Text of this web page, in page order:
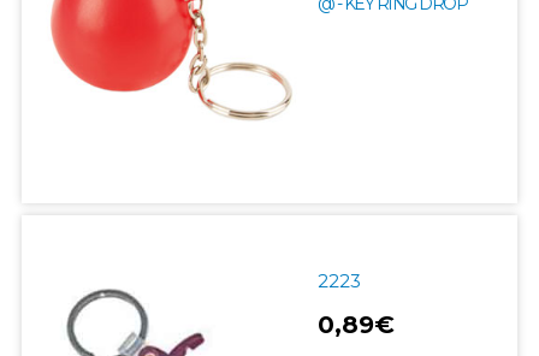
2223
0,89€